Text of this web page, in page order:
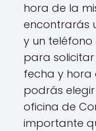
hora de la
encontrarás
y un
para
fecha y hora
podrás
oficina de
importante